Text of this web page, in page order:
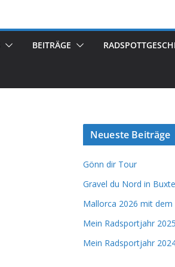
BEITRÄGE
Neueste Beiträge
Gönn dir Tour
Gravel du Nord in
Mallorca 2026 mit dem
Mein Radsportjahr
Mein Radsportjahr